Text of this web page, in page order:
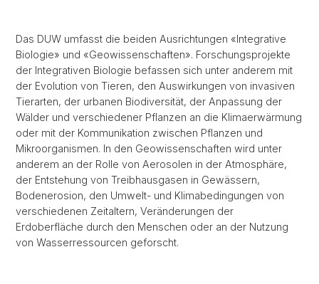
Das DUW umfasst die beiden Ausrichtungen «Integrative
Biologie» und «Geowissenschaften». Forschungsprojekte
der Integrativen Biologie befassen sich unter anderem mit
der Evolution von Tieren, den Auswirkungen von invasiven
Tierarten, der urbanen Biodiversität, der Anpassung der
Wälder und verschiedener Pflanzen an die Klimaerwärmung
oder mit der Kommunikation zwischen Pflanzen und
Mikroorganismen. In den Geowissenschaften wird unter
anderem an der Rolle von Aerosolen in der Atmosphäre,
der Entstehung von Treibhausgasen in Gewässern,
Bodenerosion, den Umwelt- und Klimabedingungen von
verschiedenen Zeitaltern, Veränderungen der
Erdoberfläche durch den Menschen oder an der Nutzung
von Wasserressourcen geforscht.